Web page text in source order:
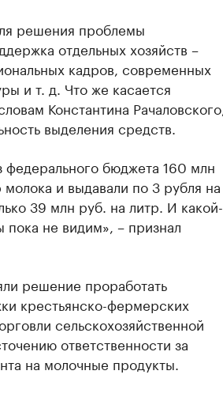
решения проблемы
отдельных хозяйств –
кадров, современных
и т. д. Что же касается
Константина Рачаловского,
выделения средств.
бюджета 160 млн
и выдавали по 3 рубля на
39 млн руб. на литр. И какой-
не видим», – признал
решение проработать
крестьянско-фермерских
сельскохозяйственной
ответственности за
на молочные продукты.